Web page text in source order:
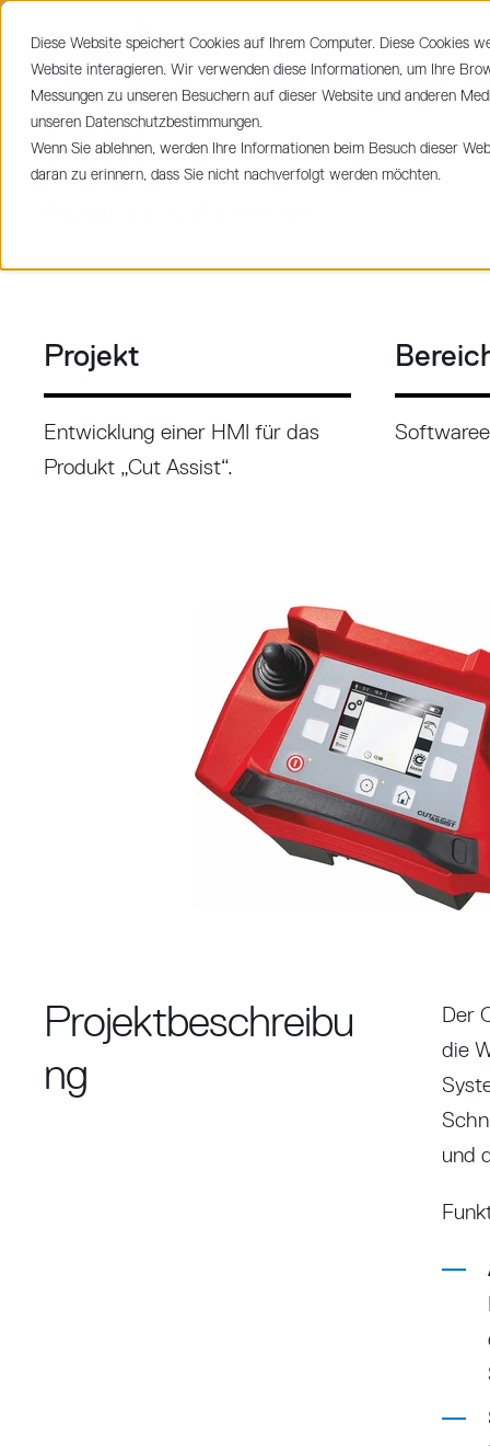
Diese Website speichert Cookies auf Ihrem Computer. Diese Cookies
Website interagieren. Wir verwenden diese Informationen, um Ihre
Messungen zu unseren Besuchern auf dieser Website und anderen
unseren Datenschutzbestimmungen.
Wenn Sie ablehnen, werden Ihre Informationen beim Besuch dieser
daran zu erinnern, dass Sie nicht nachverfolgt werden möchten.
Hilti
Projekt
Entwicklung einer HMI für das
Produkt „Cut Assist“.
Projektbeschreibu
ng
Der
die
und